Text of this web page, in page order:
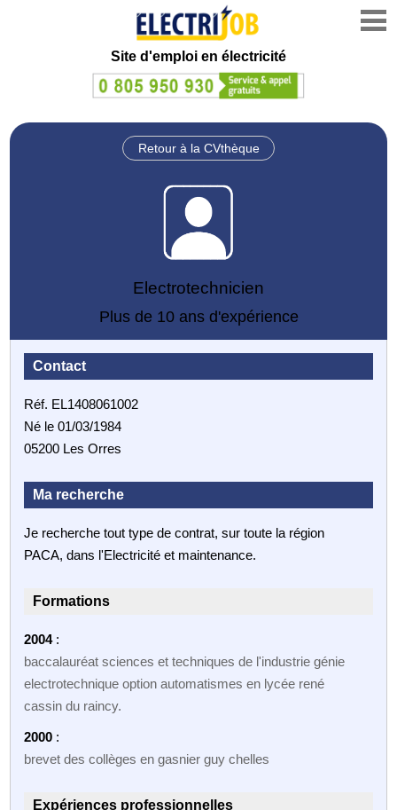
Site d'emploi en électricité
Retour à la CVthèque
Electrotechnicien
Plus de 10 ans d'expérience
Contact
Réf. EL1408061002
Né le 01/03/1984
05200 Les Orres
Ma recherche
Je recherche tout type de contrat, sur toute la région
PACA, dans l'Electricité et maintenance.
Formations
2004:
baccalauréat sciences et techniques de l'industrie génie
electrotechnique option automatismes en lycée rené
cassin du raincy.
2000 :
brevet des collèges en gasnier guy chelles
Expériences professionnelles